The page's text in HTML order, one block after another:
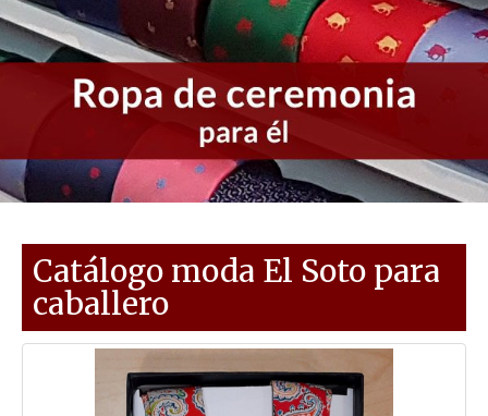
Catálogo moda El Soto para
caballero